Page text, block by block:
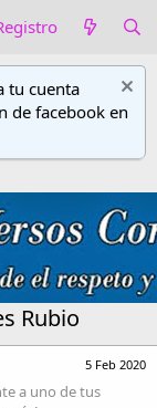
tu cuenta
de facebook en
Rubio
5 Feb 2020
a uno de tus